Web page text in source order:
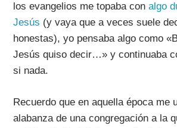
los evangelios me topaba conalgo
Jesús (y vaya que a veces suele
honestas), yo pensaba algo como
Jesús quiso decir…» y continuaba
si nada.
Recuerdo que en aquella época me
alabanza de una congregación a la